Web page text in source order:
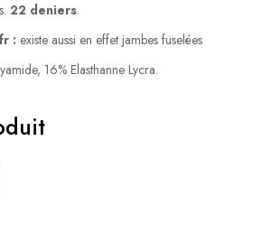
22 deniers.
: existe aussi en effet jambes fuselées
16% Elasthanne Lycra.